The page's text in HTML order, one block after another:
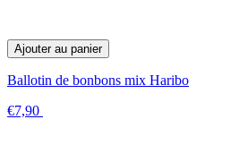
Ajouter au panier
Ballotin de bonbons mix Haribo
€7,90